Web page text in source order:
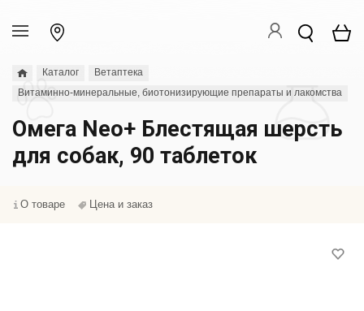
Каталог
Ветаптека
Витаминно-минеральные, биотонизирующие препараты и лакомства
Омега Neo+ Блестящая шерсть
для собак, 90 таблеток
О товаре Цена и заказ